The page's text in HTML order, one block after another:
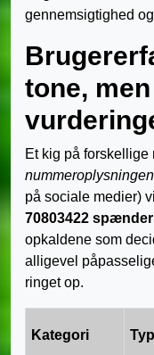
gennemsigtighed
tone,
Et kig på forskellige
på sociale medier)
70803422
opkaldene som
alligevel
ringet op.
Kategori